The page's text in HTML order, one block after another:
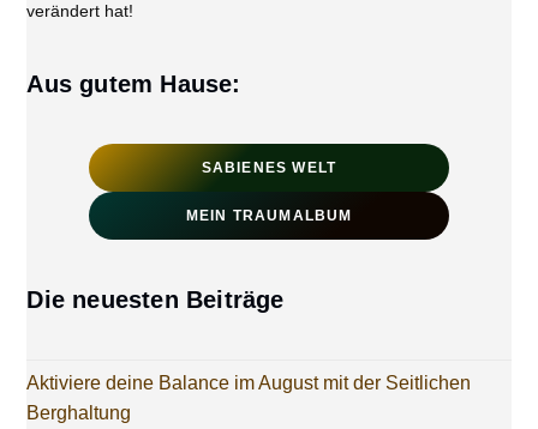
verändert hat!
Aus gutem Hause:
SABIENES WELT
MEIN TRAUMALBUM
Die neuesten Beiträge
Aktiviere deine Balance im August mit der Seitlichen
Berghaltung